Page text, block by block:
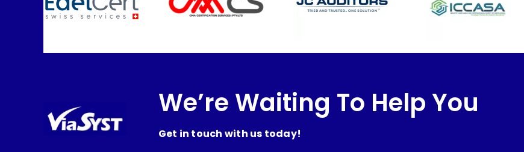
We’re Waiting To Help You
Get in touch with us today!